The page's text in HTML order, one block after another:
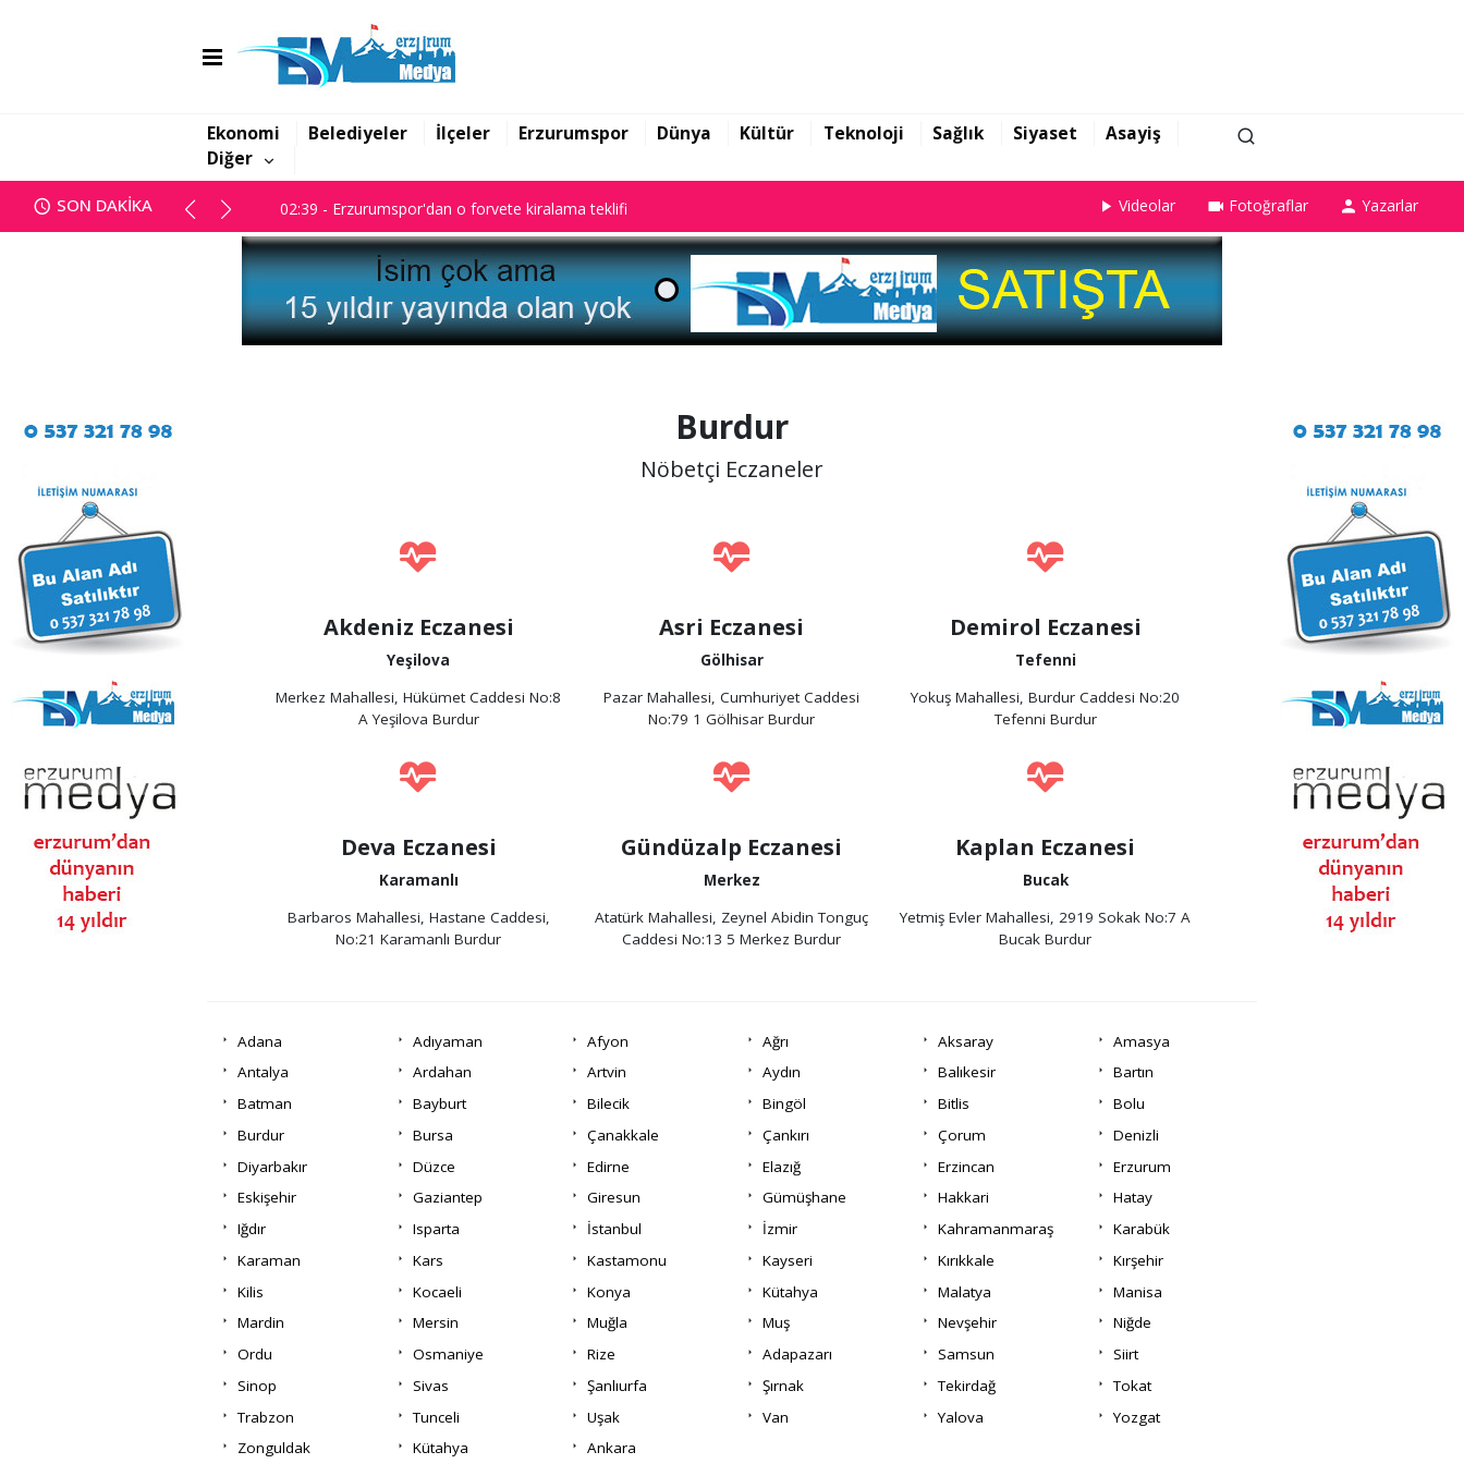
Ekonomi Belediyeler İlçeler Erzurumspor Dünya Kültür Teknoloji Sağlık Siyaset
Asayiş
Diğer
SON DAKİKA
01:47 - Erzurum BB Meclisi kararları ile gündem oldu
02:39 - Erzurumspor'dan o forvete kiralama teklifi
02:39 - Erzurumspor'dan o forvete kiralama teklifi Videolar Fotoğraflar Yazarlar
Burdur
Nöbetçi Eczaneler
Akdeniz Eczanesi
Yeşilova
Merkez Mahallesi, Hükümet Caddesi No:8
A Yeşilova Burdur
Asri Eczanesi
Gölhisar
Pazar Mahallesi, Cumhuriyet Caddesi
No:79 1 Gölhisar Burdur
Demirol Eczanesi
Tefenni
Yokuş Mahallesi, Burdur Caddesi No:20
Tefenni Burdur
Deva Eczanesi
Karamanlı
Barbaros Mahallesi, Hastane Caddesi,
No:21 Karamanlı Burdur
Gündüzalp Eczanesi
Merkez
Atatürk Mahallesi, Zeynel Abidin Tonguç
Caddesi No:13 5 Merkez Burdur
Kaplan Eczanesi
Bucak
Yetmiş Evler Mahallesi, 2919 Sokak No:7 A
Bucak Burdur
Adana Adıyaman Afyon Ağrı Aksaray
Amasya
Antalya
Ardahan Artvin Aydın Balıkesir
Bartın
Batman
Bayburt Bilecik Bingöl Bitlis
Bolu
Burdur
Bursa Çanakkale Çankırı Çorum
Denizli
Diyarbakır
Düzce Edirne Elazığ Erzincan
Erzurum
Eskişehir
Gaziantep Giresun Gümüşhane Hakkari
Hatay
Iğdır
Isparta İstanbul İzmir Kahramanmaraş
Karabük
Karaman
Kars Kastamonu Kayseri Kırıkkale
Kırşehir
Kilis
Kocaeli Konya Kütahya Malatya
Manisa
Mardin
Mersin Muğla Muş Nevşehir
Niğde
Ordu
Osmaniye Rize Adapazarı Samsun
Siirt
Sinop
Sivas Şanlıurfa Şırnak Tekirdağ
Tokat
Trabzon
Tunceli Uşak Van Yalova
Yozgat
Zonguldak
Kütahya Ankara